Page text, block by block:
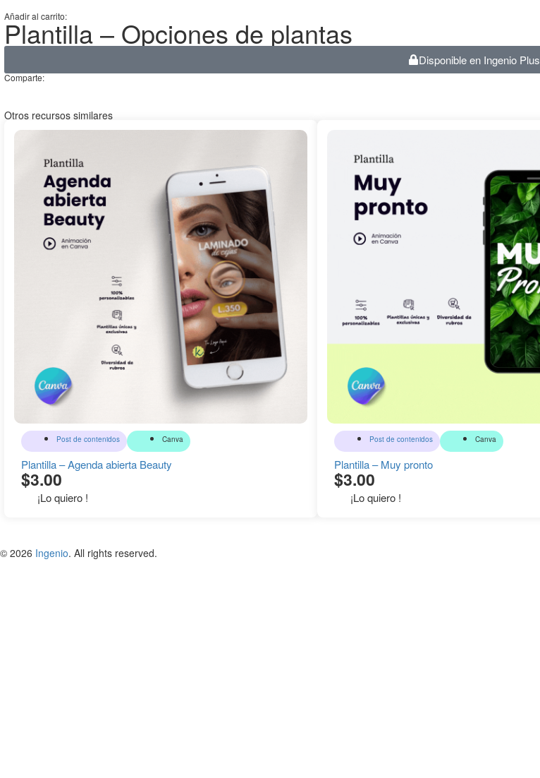
Añadir al carrito:
Plantilla – Opciones de plantas
Disponible en Ingenio Plus
Comparte:
Otros recursos similares
Post de contenidos Canva
Plantilla – Agenda abierta Beauty
$3.00
¡Lo quiero !
Post de contenidos Canva
Plantilla – Muy pronto
$3.00
¡Lo quiero !
© 2026 Ingenio. All rights reserved.